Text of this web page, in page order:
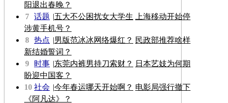
阳退出春晚？
7 话题 |五大不公困扰女大学生
上海移动开始停
涉黄手机号？
8 热点 |男版范冰冰网络爆红？ 民政部推荐啥样
新结婚誓词？
9
时事 |东莞内裤男持刀索财？
日本艺妓为何期
盼迎中国客？
10 社会 |今年春运哪天开始啊？ 电影局强行撤下
《阿凡达》？